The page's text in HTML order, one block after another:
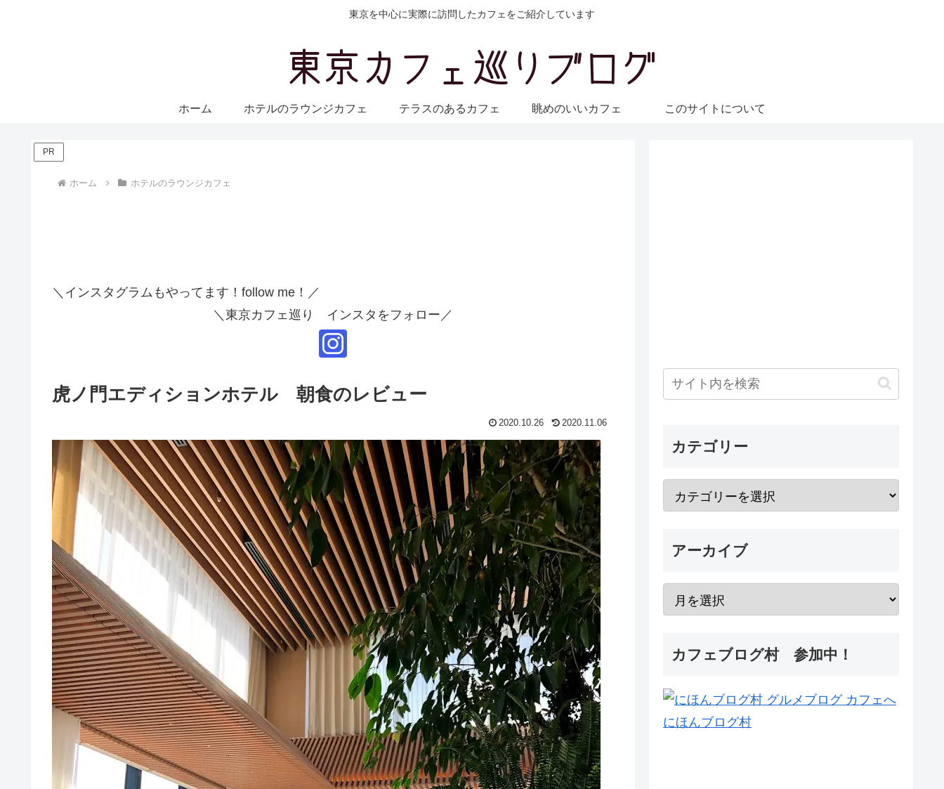
東京を中心に実際に訪問したカフェをご紹介しています
ホーム ホテルのラウンジカフェ テラスのあるカフェ 眺めのいいカフェ このサイトについて
PR
ホーム ホテルのラウンジカフェ
＼インスタグラムもやってます！follow me！／
＼東京カフェ巡り インスタをフォロー／
虎ノ門エディションホテル 朝食のレビュー
2020.10.26 2020.11.06
カテゴリー
アーカイブ
カフェブログ村 参加中！
にほんブログ村